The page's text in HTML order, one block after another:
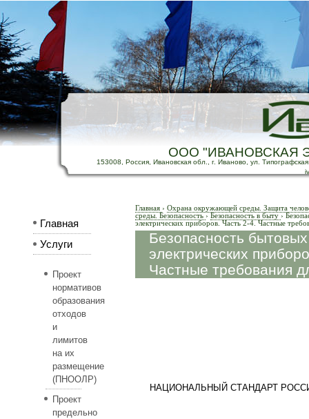
ООО "ИВАНОВСКАЯ
153008, Россия, Ивановская обл., г. Иваново, ул.
Главная
Услуги
Проект
нормативов
образования
отходов
и
лимитов
на их
размещение
(ПНООЛР)
Проект
предельно
Главная › Охрана окружающей среды. Защита
среды. Безопасность › Безопасность в быту ›
электрических приборов. Часть 2-4. Частные
Безопасность
электрических
Частные требования
НАЦИОНАЛЬНЫЙ СТАНДАРТ